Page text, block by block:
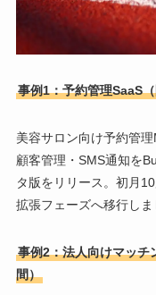
事例1：予約管理SaaS
美容サロン向け予約管
顧客管理・SMS通知を
タ版をリリース。初月
拡張フェーズへ移行しま
事例2：法人向けマッチ
間）